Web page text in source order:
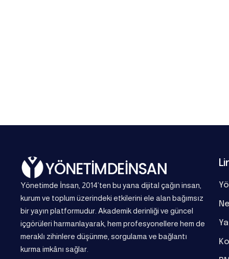
Yönetimde İnsan, 2014’ten bu yana dijital çağın insan,
kurum ve toplum üzerindeki etkilerini ele alan bağımsız
bir yayın platformudur. Akademik derinliği ve güncel
içgörüleri harmanlayarak, hem profesyonellere hem de
meraklı zihinlere düşünme, sorgulama ve bağlantı
kurma imkânı sağlar.